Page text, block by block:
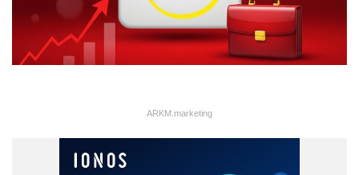
kann auch ein starkes Verkaufsargument sein. Fakt ist:
Deutschland altert und die Nachfrage nach
seniorengerechtem Wohnraum steigt.
dauerhaften Schäden schützen und das Risiko von
ARKM.marketing